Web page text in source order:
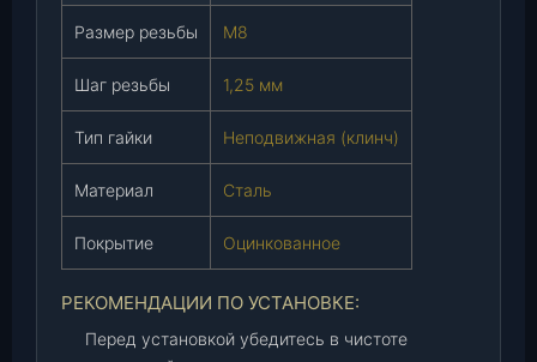
5
п
9
)
Размер резьбы M8
Шаг резьбы 1,25 мм
Тип гайки Неподвижная (клинч)
Материал Сталь
Покрытие Оцинкованное
РЕКОМЕНДАЦИИ ПО УСТАНОВКЕ:
Перед установкой убедитесь в чистоте